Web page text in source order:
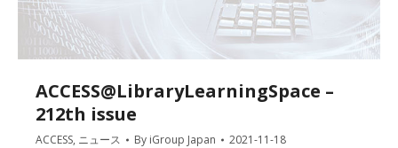
ACCESS@LibraryLearningSpace –
212th issue
ACCESS, ニュース By iGroup Japan 2021-11-18